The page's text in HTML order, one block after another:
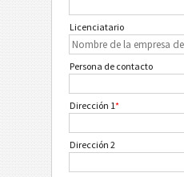
Licenciatario
Persona de contacto
Dirección 1*
Dirección 2